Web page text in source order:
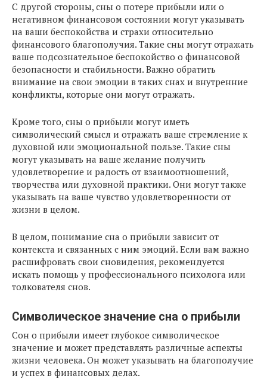
С другой стороны, сны о потере прибыли или о
негативном финансовом состоянии могут указывать
на ваши беспокойства и страхи относительно
финансового благополучия. Такие сны могут отражать
ваше подсознательное беспокойство о финансовой
безопасности и стабильности. Важно обратить
внимание на свои эмоции в таких снах и внутренние
конфликты, которые они могут отражать.
Кроме того, сны о прибыли могут иметь
символический смысл и отражать ваше стремление к
духовной или эмоциональной пользе. Такие сны
могут указывать на ваше желание получить
удовлетворение и радость от взаимоотношений,
творчества или духовной практики. Они могут также
указывать на ваше чувство удовлетворенности от
жизни в целом.
В целом, понимание сна о прибыли зависит от
контекста и связанных с ним эмоций. Если вам важно
расшифровать свои сновидения, рекомендуется
искать помощь у профессионального психолога или
толкователя снов.
Символическое значение сна о прибыли
Сон о прибыли имеет глубокое символическое
значение и может представлять различные аспекты
жизни человека. Он может указывать на благополучие
и успех в финансовых делах.